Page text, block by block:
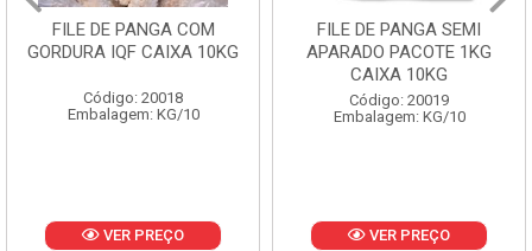
FILE DE PANGA SEMI
APARADO PACOTE 1KG
Código: 20019
Embalagem: KG/10
VER PREÇO
POLACA DESFIADA
PESCAMARES PCT5KG
CX10KG
Código: 20161
Embalagem: KG/10
VER PREÇO